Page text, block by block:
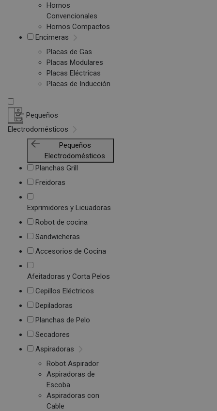
Hornos
Convencionales
Hornos Compactos
Encimeras
Placas de Gas
Placas Modulares
Placas Eléctricas
Placas de Inducción
Pequeños
Electrodomésticos
Pequeños
Electrodomésticos
Planchas Grill
Freidoras
Exprimidores y Licuadoras
Robot de cocina
Sandwicheras
Accesorios de Cocina
Afeitadoras y Corta Pelos
Cepillos Eléctricos
Depiladoras
Planchas de Pelo
Secadores
Aspiradoras
Robot Aspirador
Aspiradoras de
Escoba
Aspiradoras con
Cable